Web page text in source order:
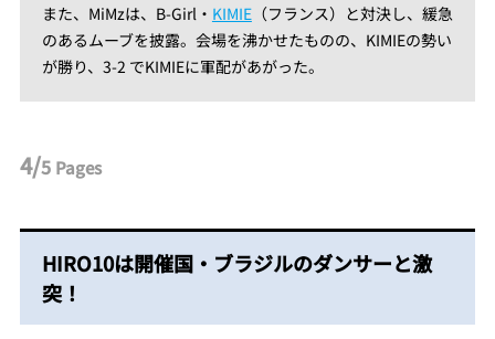
また、MiMzは、B-Girl・ KIMIE（フランス）と対決し、緩急
のあるムーブを披露。会場を沸かせたものの、KIMIEの勢い
が勝り、3-2 でKIMIEに軍配があがった。
4/5 Pages
HIRO10は開催国・ブラジルのダンサーと激
突！